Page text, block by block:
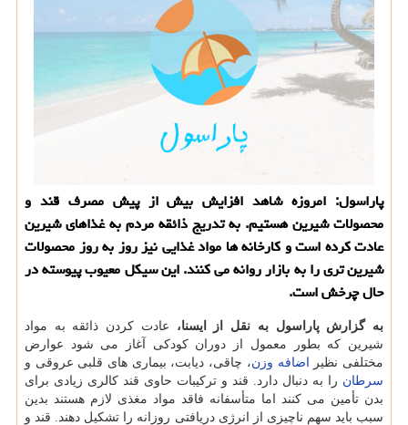
پاراسول: امروزه شاهد افزایش بیش از پیش مصرف قند و
محصولات شیرین هستیم. به تدریج ذائقه مردم به غذاهای شیرین
عادت كرده است و كارخانه ها مواد غذایی نیز روز به روز محصولات
شیرین تری را به بازار روانه می كنند. این سیكل معیوب پیوسته در
حال چرخش است.
به گزارش پاراسول به نقل از ایسنا، عادت كردن ذائقه به مواد
شیرین كه بطور معمول از دوران كودكی آغاز می شود عوارض
مختلفی نظیر اضافه وزن، چاقی، دیابت، بیماری های قلبی عروقی و
سرطان را به دنبال دارد. قند و تركیبات حاوی قند كالری زیادی برای
بدن تأمین می كنند اما متأسفانه فاقد مواد مغذی لازم هستند بدین
سبب باید سهم ناچیزی از انرژی دریافتی روزانه را تشكیل دهند. قند و